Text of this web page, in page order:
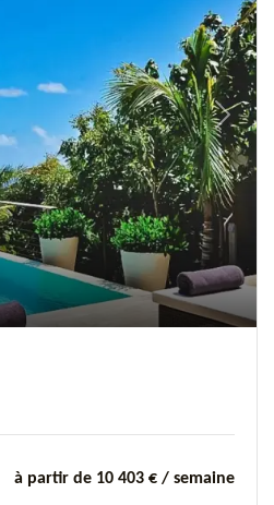
Next
à partir de 10 403 € / semaine